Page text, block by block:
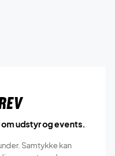
udstyr og events.
Samtykke kan